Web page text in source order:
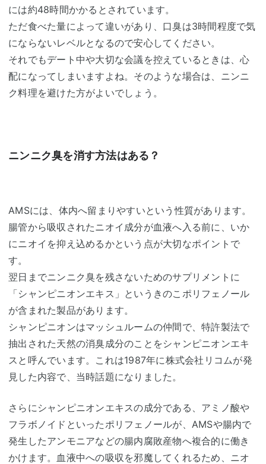
には約48時間かかるとされています。
ただ食べた量によって違いがあり、口臭は3時間程度で気
にならないレベルとなるので安心してください。
それでもデート中や大切な会議を控えているときは、心
配になってしまいますよね。そのような場合は、ニンニ
ク料理を避けた方がよいでしょう。
ニンニク臭を消す方法はある？
AMSには、体内へ留まりやすいという性質があります。
腸管から吸収されたニオイ成分が血液へ入る前に、いか
にニオイを抑え込めるかという点が大切なポイントで
す。
翌日までニンニク臭を残さないためのサプリメントに
「シャンピニオンエキス」というきのこポリフェノール
が含まれた製品があります。
シャンピニオンはマッシュルームの仲間で、特許製法で
抽出された天然の消臭成分のことをシャンピニオンエキ
スと呼んでいます。これは1987年に株式会社リコムが発
見した内容で、当時話題になりました。
さらにシャンピニオンエキスの成分である、アミノ酸や
フラボノイドといったポリフェノールが、AMSや腸内で
発生したアンモニアなどの腸内腐敗産物へ複合的に働き
かけます。血液中への吸収を邪魔してくれるため、ニオ